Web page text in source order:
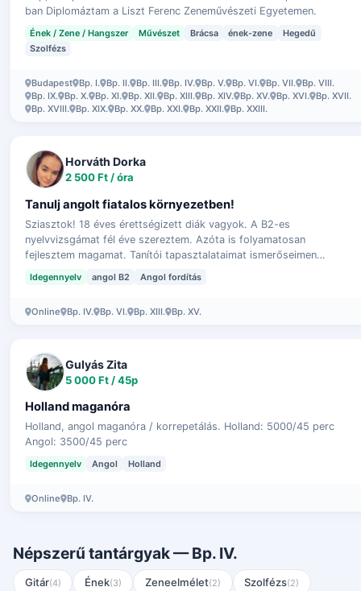
ban Diplomáztam a Liszt Ferenc Zeneművészeti Egyetemen.
Ének / Zene / Hangszer Művészet Brácsa ének-zene
Hegedű
Szolfézs
Budapest Bp. I. Bp. II. Bp. III. Bp. IV. Bp. V. Bp. VI. Bp. VII. Bp. VIII.
Bp. IX. Bp. X. Bp. XI. Bp. XII. Bp. XIII. Bp. XIV. Bp. XV. Bp. XVI. Bp. XVII.
Bp. XVIII. Bp. XIX. Bp. XX. Bp. XXI. Bp. XXII. Bp. XXIII.
Horváth Dorka
2 500 Ft / óra
Tanulj angolt fiatalos környezetben!
Sziasztok! 18 éves érettségizett diák vagyok. A B2-es
nyelvvizsgámat fél éve szereztem. Azóta is folyamatosan
fejlesztem magamat. Tanítói tapasztalataimat ismerőseimen
Idegennyelv angol B2 Angol fordítás
Online Bp. IV. Bp. VI. Bp. XIII. Bp. XV.
Gulyás Zita
5 000 Ft / 45p
Holland maganóra
Holland, angol maganóra / korrepetálás. Holland: 5000/45 perc
Angol: 3500/45 perc
Idegennyelv Angol Holland
Online Bp. IV.
Népszerű tantárgyak — Bp. IV.
Gitár(4) Ének(3) Zeneelmélet(2) Szolfézs(2)